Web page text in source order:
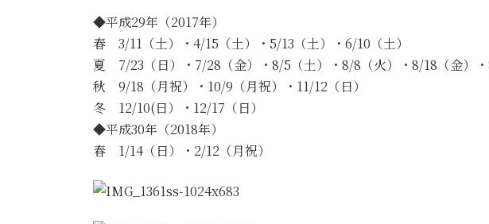
◆平成29年（2017年）
春 3/11（土）・4/15（土）・5/13（土）・6/10（土）
夏 7/23（日）・7/28（金）・8/5（土）・8/8（火）・8/18（金）・
秋 9/18（月祝）・10/9（月祝）・11/12（日）
冬 12/10(日）・12/17（日）
◆平成30年（2018年）
春 1/14（日）・2/12（月祝）